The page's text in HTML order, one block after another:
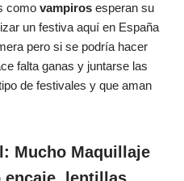
como vampiros esperan su
un festiva aquí en España
pero si se podría hacer
falta ganas y juntarse las
de festivales y que aman
Mucho Maquillaje